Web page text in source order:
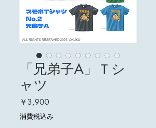
「兄弟子A」Ｔシ
ャツ
￥3,900価
格
消費税込み